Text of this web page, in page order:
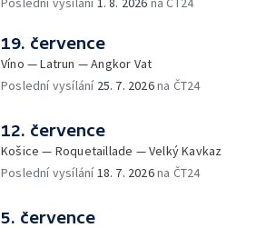
19. července
Víno — Latrun — Angkor Vat
Poslední vysílání 25. 7. 2026na ČT24
12. července
Košice — Roquetaillade — Velký Kavkaz
Poslední vysílání18. 7. 2026na ČT24
5. července